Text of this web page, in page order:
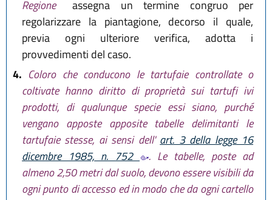
Regione
assegna un termine congruo per
regolarizzare la piantagione, decorso il quale,
previa ogni ulteriore verifica, adotta i
provvedimenti del caso.
4. Coloro che conducono le tartufaie controllate o
coltivate hanno diritto di proprietà sui tartufi ivi
prodotti, di qualunque specie essi siano, purché
vengano apposte apposite tabelle delimitanti le
tartufaie stesse, ai sensi dell' art. 3 della legge 16
dicembre 1985, n. 752
. Le tabelle, poste ad
almeno 2,50 metri dal suolo, devono essere visibili da
ogni punto di accesso ed in modo che da ogni cartello